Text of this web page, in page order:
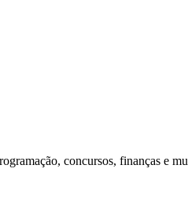
concursos, finanças e